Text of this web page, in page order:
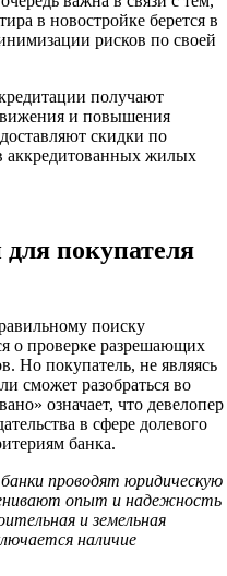
в новостройке берется в
рисков по своей
получают
и повышения
скидки по
аккредитованных жилых
покупателя
поиску
о проверке разрешающих
Но покупатель, не являясь
сможет разобраться во
означает, что девелопер
в сфере долевого
банка.
проводят юридическую
опыт и надежность
и земельная
наличие